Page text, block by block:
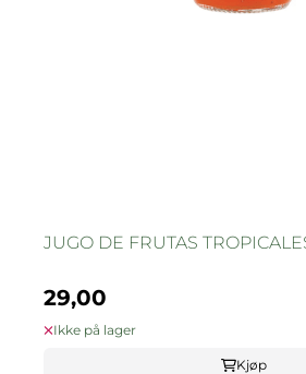
JUGO DE FRUTAS
29,00
Ikke på lager
Kjøp